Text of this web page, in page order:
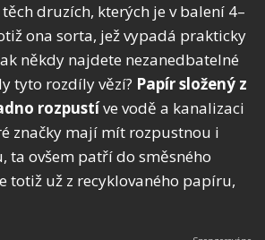
druzích, kterých je v balení 4–
ona sorta, jež vypadá prakticky
někdy najdete nezanedbatelné
tyto rozdíly vězí? Papír složený z
rozpustíve vodě a kanalizaci
značky mají mít rozpustnou i
ta ovšem patří do směsného
totiž už z recyklovaného papíru,